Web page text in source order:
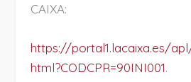
CAIXA:
https://portal1.lacaixa.es/
html?CODCPR=90INI001.